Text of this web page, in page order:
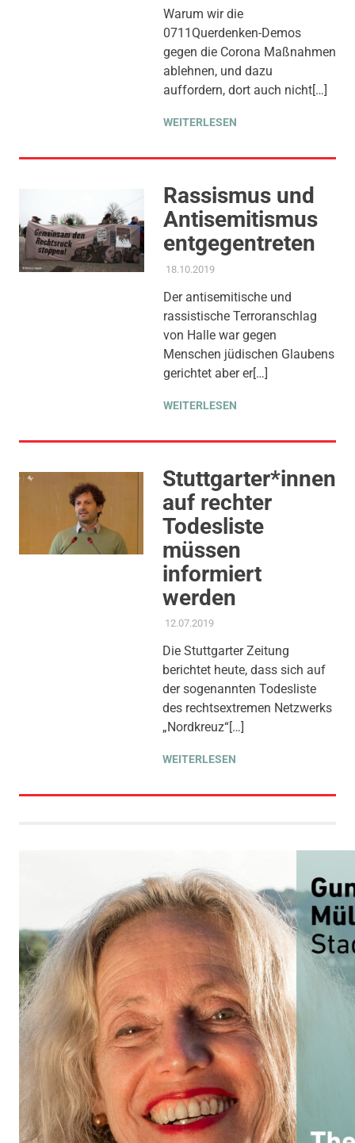
Warum wir die
0711Querdenken-Demos
gegen die Corona Maßnahmen
ablehnen, und dazu
auffordern, dort auch nicht[…]
WEITERLESEN
Rassismus und
Antisemitismus
entgegentreten
18.10.2019ADMIN
AKTUELLES
GLEICHSTELLUNG UND
VIELFALT,THEMEN
Der antisemitische und
rassistische Terroranschlag
von Halle war gegen
Menschen jüdischen Glaubens
gerichtet aber er[…]
WEITERLESEN
Stuttgarter*innen
auf rechter
Todesliste
müssen
informiert
werden
12.07.2019ADMIN
AKTUELLES
THEMEN
Die Stuttgarter Zeitung
berichtet heute, dass sich auf
der sogenannten Todesliste
des rechtsextremen Netzwerks
„Nordkreuz“[…]
WEITERLESEN